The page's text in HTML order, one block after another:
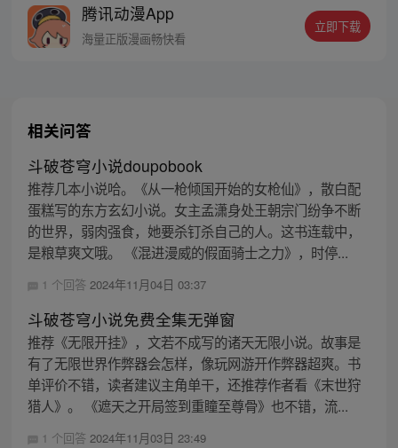
腾讯动漫App
海量正版漫画畅快看
立即下载
相关问答
斗破苍穹小说doupobook
推荐几本小说哈。《从一枪倾国开始的女枪仙》，散白配
蛋糕写的东方玄幻小说。女主孟潇身处王朝宗门纷争不断
的世界，弱肉强食，她要杀钉杀自己的人。这书连载中，
是粮草爽文哦。 《混进漫威的假面骑士之力》，时停...
1 个回答 2024年11月04日 03:37
斗破苍穹小说免费全集无弹窗
推荐《无限开挂》，文若不成写的诸天无限小说。故事是
有了无限世界作弊器会怎样，像玩网游开作弊器超爽。书
单评价不错，读者建议主角单干，还推荐作者看《末世狩
猎人》。 《遮天之开局签到重瞳至尊骨》也不错，流...
1 个回答 2024年11月03日 23:49